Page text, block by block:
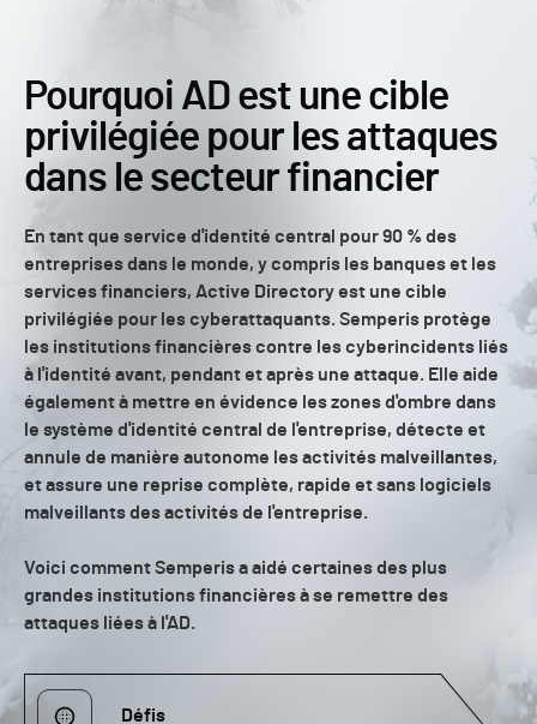
Pourquoi AD est une cible
privilégiée pour les attaques
dans le secteur financier
En tant que service d'identité central pour 90 % des
entreprises dans le monde, y compris les banques et les
services financiers, Active Directory est une cible
privilégiée pour les cyberattaquants. Semperis protège
les institutions financières contre les cyberincidents liés
à l'identité avant, pendant et après une attaque. Elle aide
également à mettre en évidence les zones d'ombre dans
le système d'identité central de l'entreprise, détecte et
annule de manière autonome les activités malveillantes,
et assure une reprise complète, rapide et sans logiciels
malveillants des activités de l'entreprise.
Voici comment Semperis a aidé certaines des plus
grandes institutions financières à se remettre des
attaques liées à l'AD.
Défis